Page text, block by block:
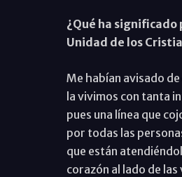
¿Qué ha significado
Unidad de los
Me habían avisado
la vivimos con tanta
pues una línea que
por todas las
que están
corazón al lado de